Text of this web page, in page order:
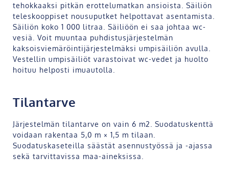
tehokkaaksi pitkän erottelumatkan ansioista. Säiliön
teleskooppiset nousuputket helpottavat asentamista.
Säiliön koko 1 000 litraa. Säiliöön ei saa johtaa wc-
vesiä. Voit muuntaa puhdistusjärjestelmän
kaksoisviemäröintijärjestelmäksi umpisäiliön avulla.
Vestellin umpisäiliöt varastoivat wc-vedet ja huolto
hoituu helposti imuautolla.
Tilantarve
Järjestelmän tilantarve on vain 6 m2
. Suodatuskenttä
voidaan rakentaa 5,0 m × 1,5 m tilaan.
Suodatuskaseteilla säästät asennustyössä ja -ajassa
sekä tarvittavissa maa-aineksissa.